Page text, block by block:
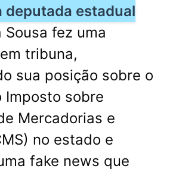
deputada estadual
Sousa fez uma
tribuna,
sua posição sobre o
Imposto sobre
Mercadorias e
no estado e
fake news que